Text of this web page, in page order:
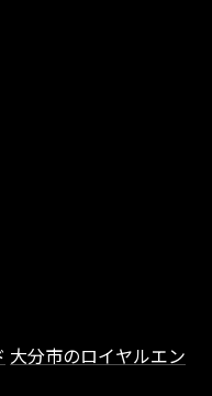
大分市のロイヤルエン